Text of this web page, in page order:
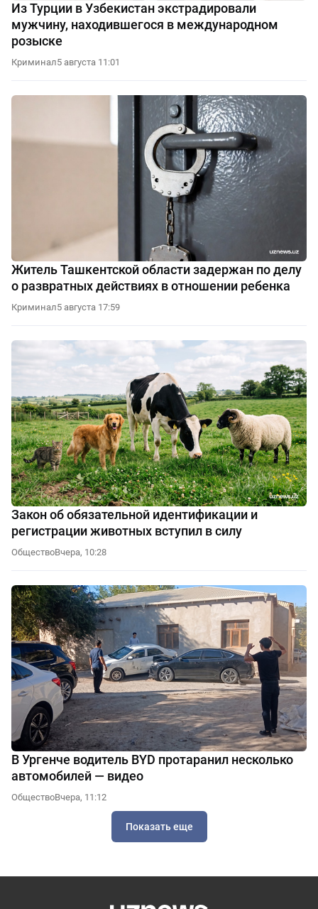
Из Турции в Узбекистан экстрадировали
мужчину, находившегося в международном
розыске
Криминал5 августа 11:01
Житель Ташкентской области задержан по делу
о развратных действиях в отношении ребенка
Криминал5 августа 17:59
Закон об обязательной идентификации и
регистрации животных вступил в силу
ОбществоВчера, 10:28
В Ургенче водитель BYD протаранил несколько
автомобилей — видео
ОбществоВчера, 11:12
Показать еще